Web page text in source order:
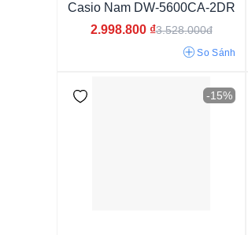
Casio Nam DW-5600CA-2DR
2.998.800 ₫3.528.000đ
So Sánh
-15%